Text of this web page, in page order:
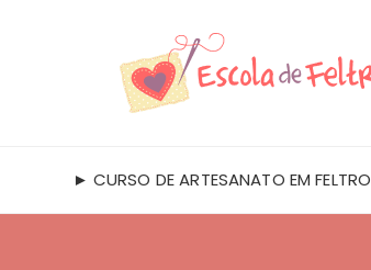
► CURSO DE ARTESANATO EM FELTRO